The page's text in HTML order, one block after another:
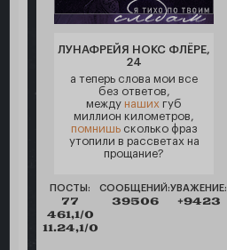
ЛУНАФРЕЙЯ НОКС ФЛЁРЕ,
24
а теперь слова мои все
без ответов,
между наших губ
миллион километров,
помнишьсколько фраз
утопили в рассветах на
прощание?
ПОСТЫ:
77
461,1/0
11.24,1/0
СООБЩЕНИЙ:
39506
УВАЖЕНИЕ:
+9423